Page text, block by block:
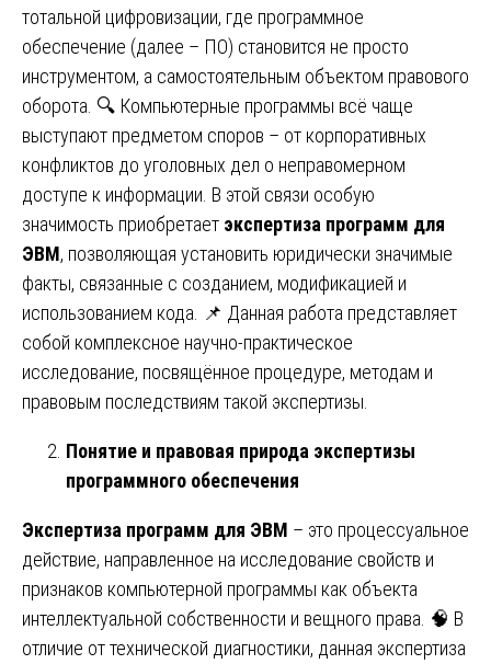
тотальной цифровизации, где программное
обеспечение (далее – ПО) становится не просто
инструментом, а самостоятельным объектом правового
оборота. 🔍 Компьютерные программы всё чаще
выступают предметом споров – от корпоративных
конфликтов до уголовных дел о неправомерном
доступе к информации. В этой связи особую
значимость приобретает экспертиза программ для
ЭВМ, позволяющая установить юридически значимые
факты, связанные с созданием, модификацией и
использованием кода. 📌 Данная работа представляет
собой комплексное научно-практическое
исследование, посвящённое процедуре, методам и
правовым последствиям такой экспертизы.
Понятие и правовая природа экспертизы
программного обеспечения
Экспертиза программ для ЭВМ – это процессуальное
действие, направленное на исследование свойств и
признаков компьютерной программы как объекта
интеллектуальной собственности и вещного права. 🧠 В
отличие от технической диагностики, данная экспертиза